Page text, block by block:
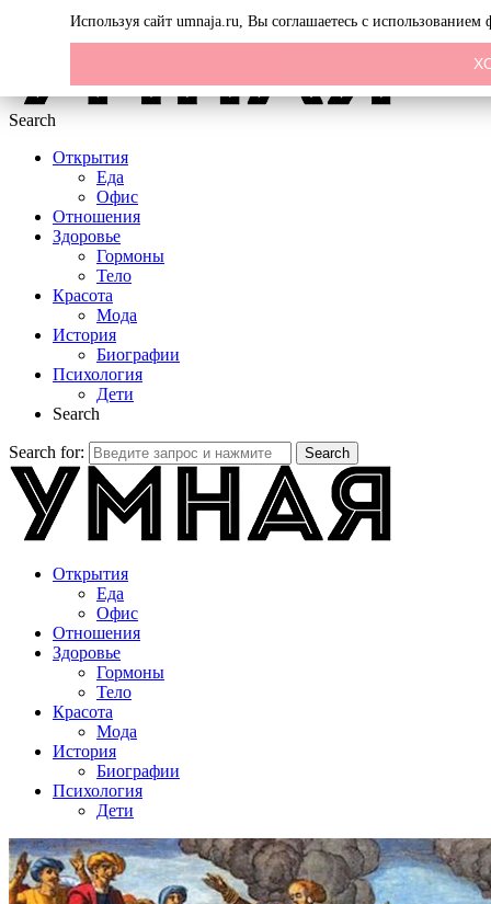
Search
Открытия
Еда
Офис
Отношения
Здоровье
Гормоны
Тело
Красота
Мода
История
Биографии
Психология
Дети
Search
Search for: Search
Открытия
Еда
Офис
Отношения
Здоровье
Гормоны
Тело
Красота
Мода
История
Биографии
Психология
Дети
Используя сайт umnaja.ru, Вы соглашаетесь с использованием